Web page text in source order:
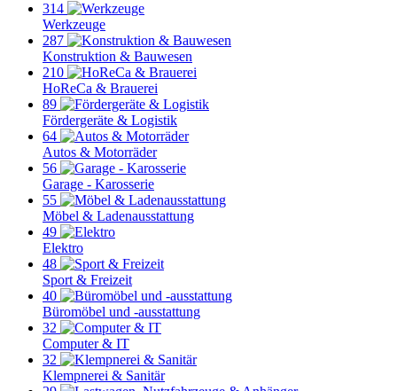
314
Werkzeuge
287
Konstruktion & Bauwesen
210
HoReCa & Brauerei
89
Fördergeräte & Logistik
64
Autos & Motorräder
56
Garage - Karosserie
55
Möbel & Ladenausstattung
49
Elektro
48
Sport & Freizeit
40
Büromöbel und -ausstattung
32
Computer & IT
32
Klempnerei & Sanitär